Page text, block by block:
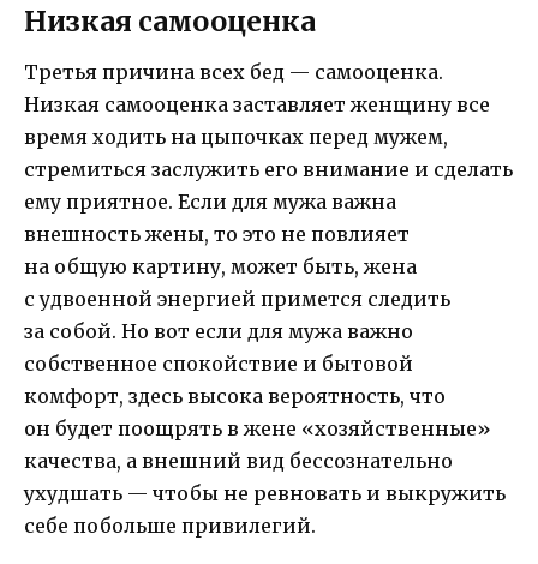
Низкая самооценка
Третья причина всех бед — самооценка.
Низкая самооценка заставляет женщину все
время ходить на цыпочках перед мужем,
стремиться заслужить его внимание и сделать
ему приятное. Если для мужа важна
внешность жены, то это не повлияет
на общую картину, может быть, жена
с удвоенной энергией примется следить
за собой. Но вот если для мужа важно
собственное спокойствие и бытовой
комфорт, здесь высока вероятность, что
он будет поощрять в жене «хозяйственные»
качества, а внешний вид бессознательно
ухудшать — чтобы не ревновать и выкружить
себе побольше привилегий.